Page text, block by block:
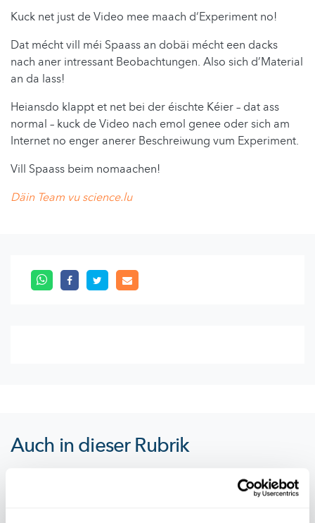
Kuck net just de Video mee maach d‘Experiment no!
Dat mécht vill méi Spaass an dobäi mécht een dacks
nach aner intressant Beobachtungen. Also sich d’Material
an da lass!
Heiansdo klappt et net bei der éischte Kéier – dat ass
normal – kuck de Video nach emol genee oder sich am
Internet no enger anerer Beschreiwung vum Experiment.
Vill Spaass beim nomaachen!
Däin Team vu science.lu
Auch in dieser Rubrik